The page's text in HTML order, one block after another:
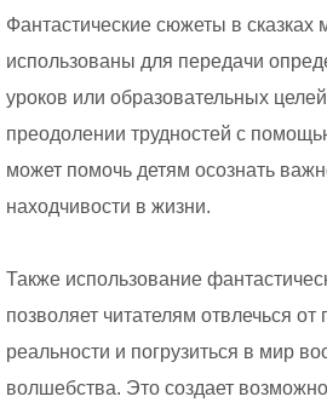
Фантастические сюжеты в сказках
использованы для передачи
уроков или образовательных
преодолении трудностей с
может помочь детям осознать
находчивости в жизни.
Также использование
позволяет читателям отвлечься от
реальности и погрузиться в мир
волшебства. Это создает